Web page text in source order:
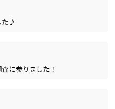
た♪
に参りました！